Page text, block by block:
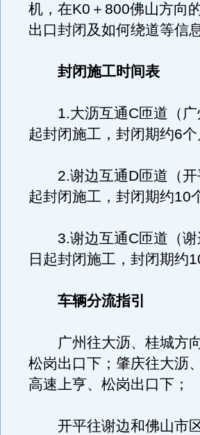
机，在K0＋800佛山方向
出口封闭及如何绕道等信息
封闭施工时间表
1.大沥互通C匝道（广
起封闭施工，封闭期约6个
2.谢边互通D匝道（开
起封闭施工，封闭期约10
3.谢边互通C匝道（谢
日起封闭施工，封闭期约
车辆分流指引
广州往大沥、桂城方向
松岗出口下；肇庆往大沥
高速上亨、松岗出口下；
开平往谢边和佛山市区